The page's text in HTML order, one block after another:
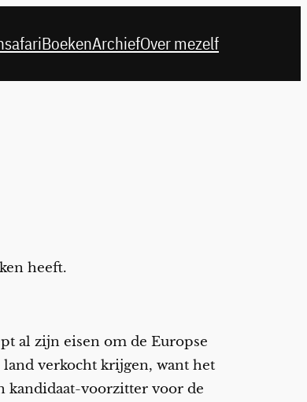
BoekenArchiefOver mezelf
heeft.
al zijn eisen om de Europse
verkocht krijgen, want het
kandidaat-voorzitter voor de